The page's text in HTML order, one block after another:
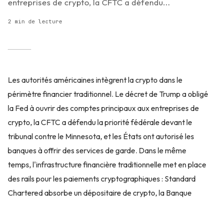
entreprises de crypto, la CFTC a défendu...
2 min de lecture
Les autorités américaines intègrent la crypto dans le
périmètre financier traditionnel. Le décret de Trump a obligé
la Fed à ouvrir des comptes principaux aux entreprises de
crypto, la CFTC a défendu la priorité fédérale devant le
tribunal contre le Minnesota, et les États ont autorisé les
banques à offrir des services de garde. Dans le même
temps, l'infrastructure financière traditionnelle met en place
des rails pour les paiements cryptographiques : Standard
Chartered absorbe un dépositaire de crypto, la Banque